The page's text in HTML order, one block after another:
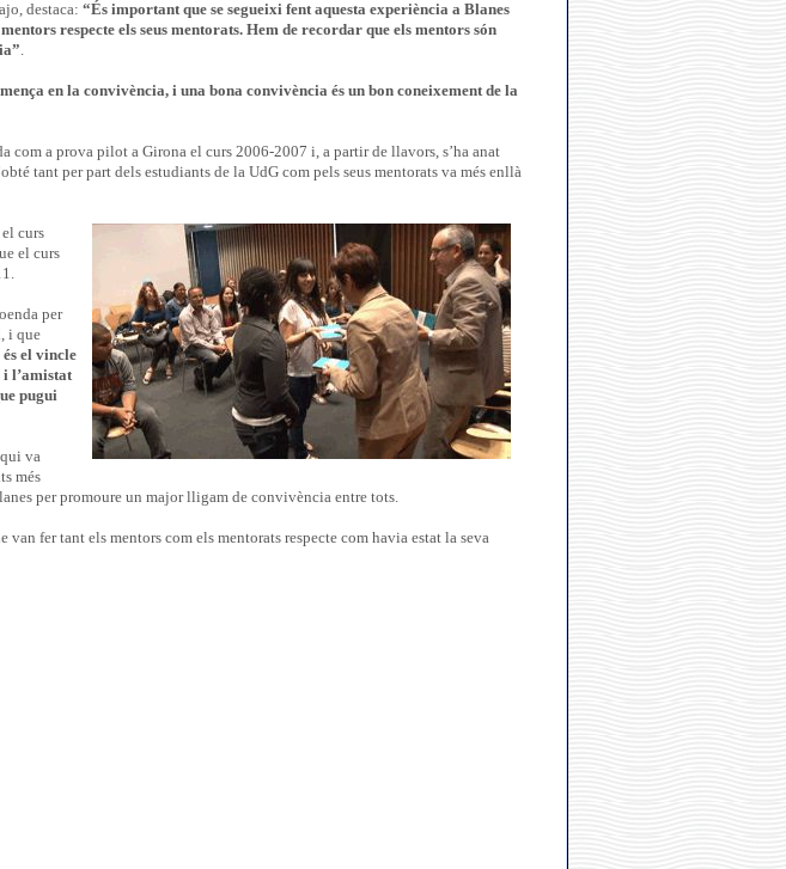
destaca: “És important que se segueixi fent aquesta experiència a Blanes
respecte els seus mentorats. Hem de recordar que els mentors són
.
en la convivència, i una bona convivència és un bon coneixement de la
com a prova pilot a Girona el curs 2006-2007 i, a partir de llavors, s’ha anat
tant per part dels estudiants de la UdG com pels seus mentorats va més enllà
curs
el curs
per
i que
el vincle
i l’amistat
pugui
va
més
per promoure un major lligam de convivència entre tots.
fer tant els mentors com els mentorats respecte com havia estat la seva